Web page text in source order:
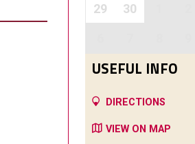
29 30
USEFUL INFO
DIRECTIONS
VIEW ON MAP